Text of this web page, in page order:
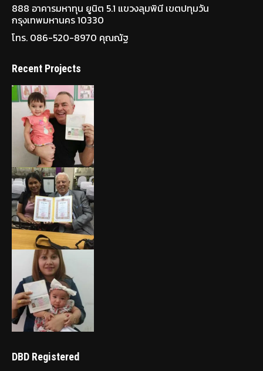
888 อาคารมหาทุน ยูนิต 5.1 แขวงลุมพินี เขตปทุมวัน
กรุงเทพมหานคร 10330
โทร. 086-520-8970 คุณณัฐ
Recent Projects
DBD Registered